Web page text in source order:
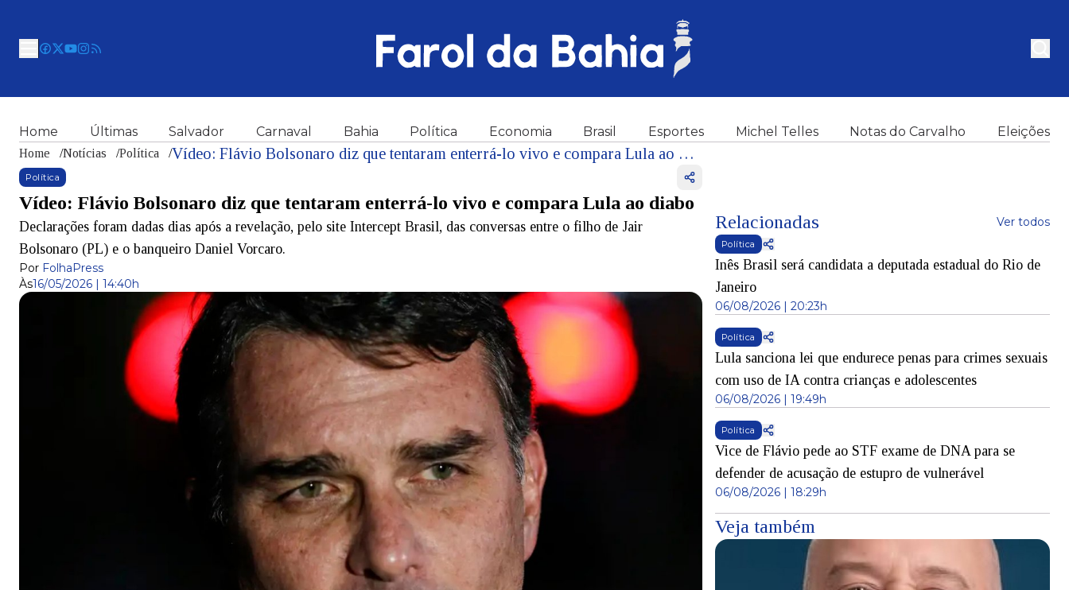
Home Últimas Salvador Carnaval Bahia Política Economia Brasil Esportes Michel Telles Notas do Carvalho Eleições
Home /Notícias /Política / Vídeo: Flávio Bolsonaro diz que tentaram enterrá-lo vivo e compara Lula ao diabo
Política
Vídeo: Flávio Bolsonaro diz que tentaram enterrá-lo vivo e compara Lula ao diabo
Declarações foram dadas dias após a revelação, pelo site Intercept Brasil, das conversas entre o filho de Jair
Bolsonaro (PL) e o banqueiro Daniel Vorcaro.
Por FolhaPress
Às16/05/2026 | 14:40h
Relacionadas Ver todos
Política
Inês Brasil será candidata a deputada estadual do Rio de
Janeiro
06/08/2026 | 20:23h
Política
Lula sanciona lei que endurece penas para crimes sexuais
com uso de IA contra crianças e adolescentes
06/08/2026 | 19:49h
Política
Vice de Flávio pede ao STF exame de DNA para se
defender de acusação de estupro de vulnerável
06/08/2026 | 18:29h
Veja também